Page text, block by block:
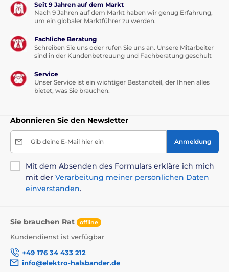
Seit 9 Jahren auf dem Markt
Nach 9 Jahren auf dem Markt haben wir genug Erfahrung,
um ein globaler Marktführer zu werden.
Fachliche Beratung
Schreiben Sie uns oder rufen Sie uns an. Unsere Mitarbeiter
sind in der Kundenbetreuung und Fachberatung geschult
Service
Unser Service ist ein wichtiger Bestandteil, der Ihnen alles
bietet, was Sie brauchen.
Abonnieren Sie den Newsletter
Gib deine E-Mail hier ein Anmeldung
Mit dem Absenden des Formulars erkläre ich mich
mit der Verarbeitung meiner persönlichen Daten
einverstanden.
Sie brauchen Rat offline
Kundendienst ist verfügbar
+49 176 34 433 212
info@elektro-halsbander.de